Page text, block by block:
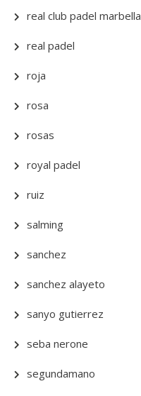
real club padel marbella
real padel
roja
rosa
rosas
royal padel
ruiz
salming
sanchez
sanchez alayeto
sanyo gutierrez
seba nerone
segundamano